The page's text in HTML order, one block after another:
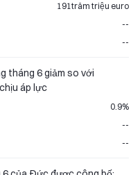
191trăm triệu euro
--
--
tháng 6 giảm so với
áp lực
0.9%
--
--